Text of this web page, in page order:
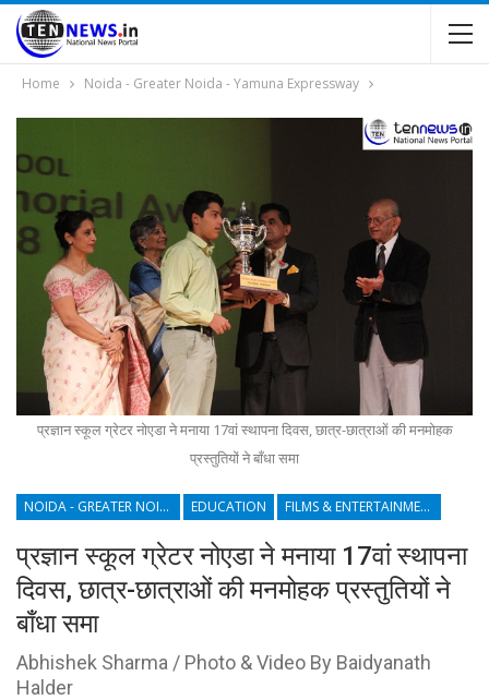
Home Noida - Greater Noida - Yamuna Expressway
प्रज्ञान स्कूल ग्रेटर नोएडा ने मनाया 17वां स्थापना दिवस, छात्र-छात्राओं की मनमोहक
प्रस्तुतियों ने बाँधा समा
NOIDA - GREATER NOIDA - YAMUNA EXPRESSWAY EDUCATION FILMS & ENTERTAINMENT
प्रज्ञान स्कूल ग्रेटर नोएडा ने मनाया 17वां स्थापना
दिवस, छात्र-छात्राओं की मनमोहक प्रस्तुतियों ने
बाँधा समा
Abhishek Sharma / Photo & Video By Baidyanath
Halder